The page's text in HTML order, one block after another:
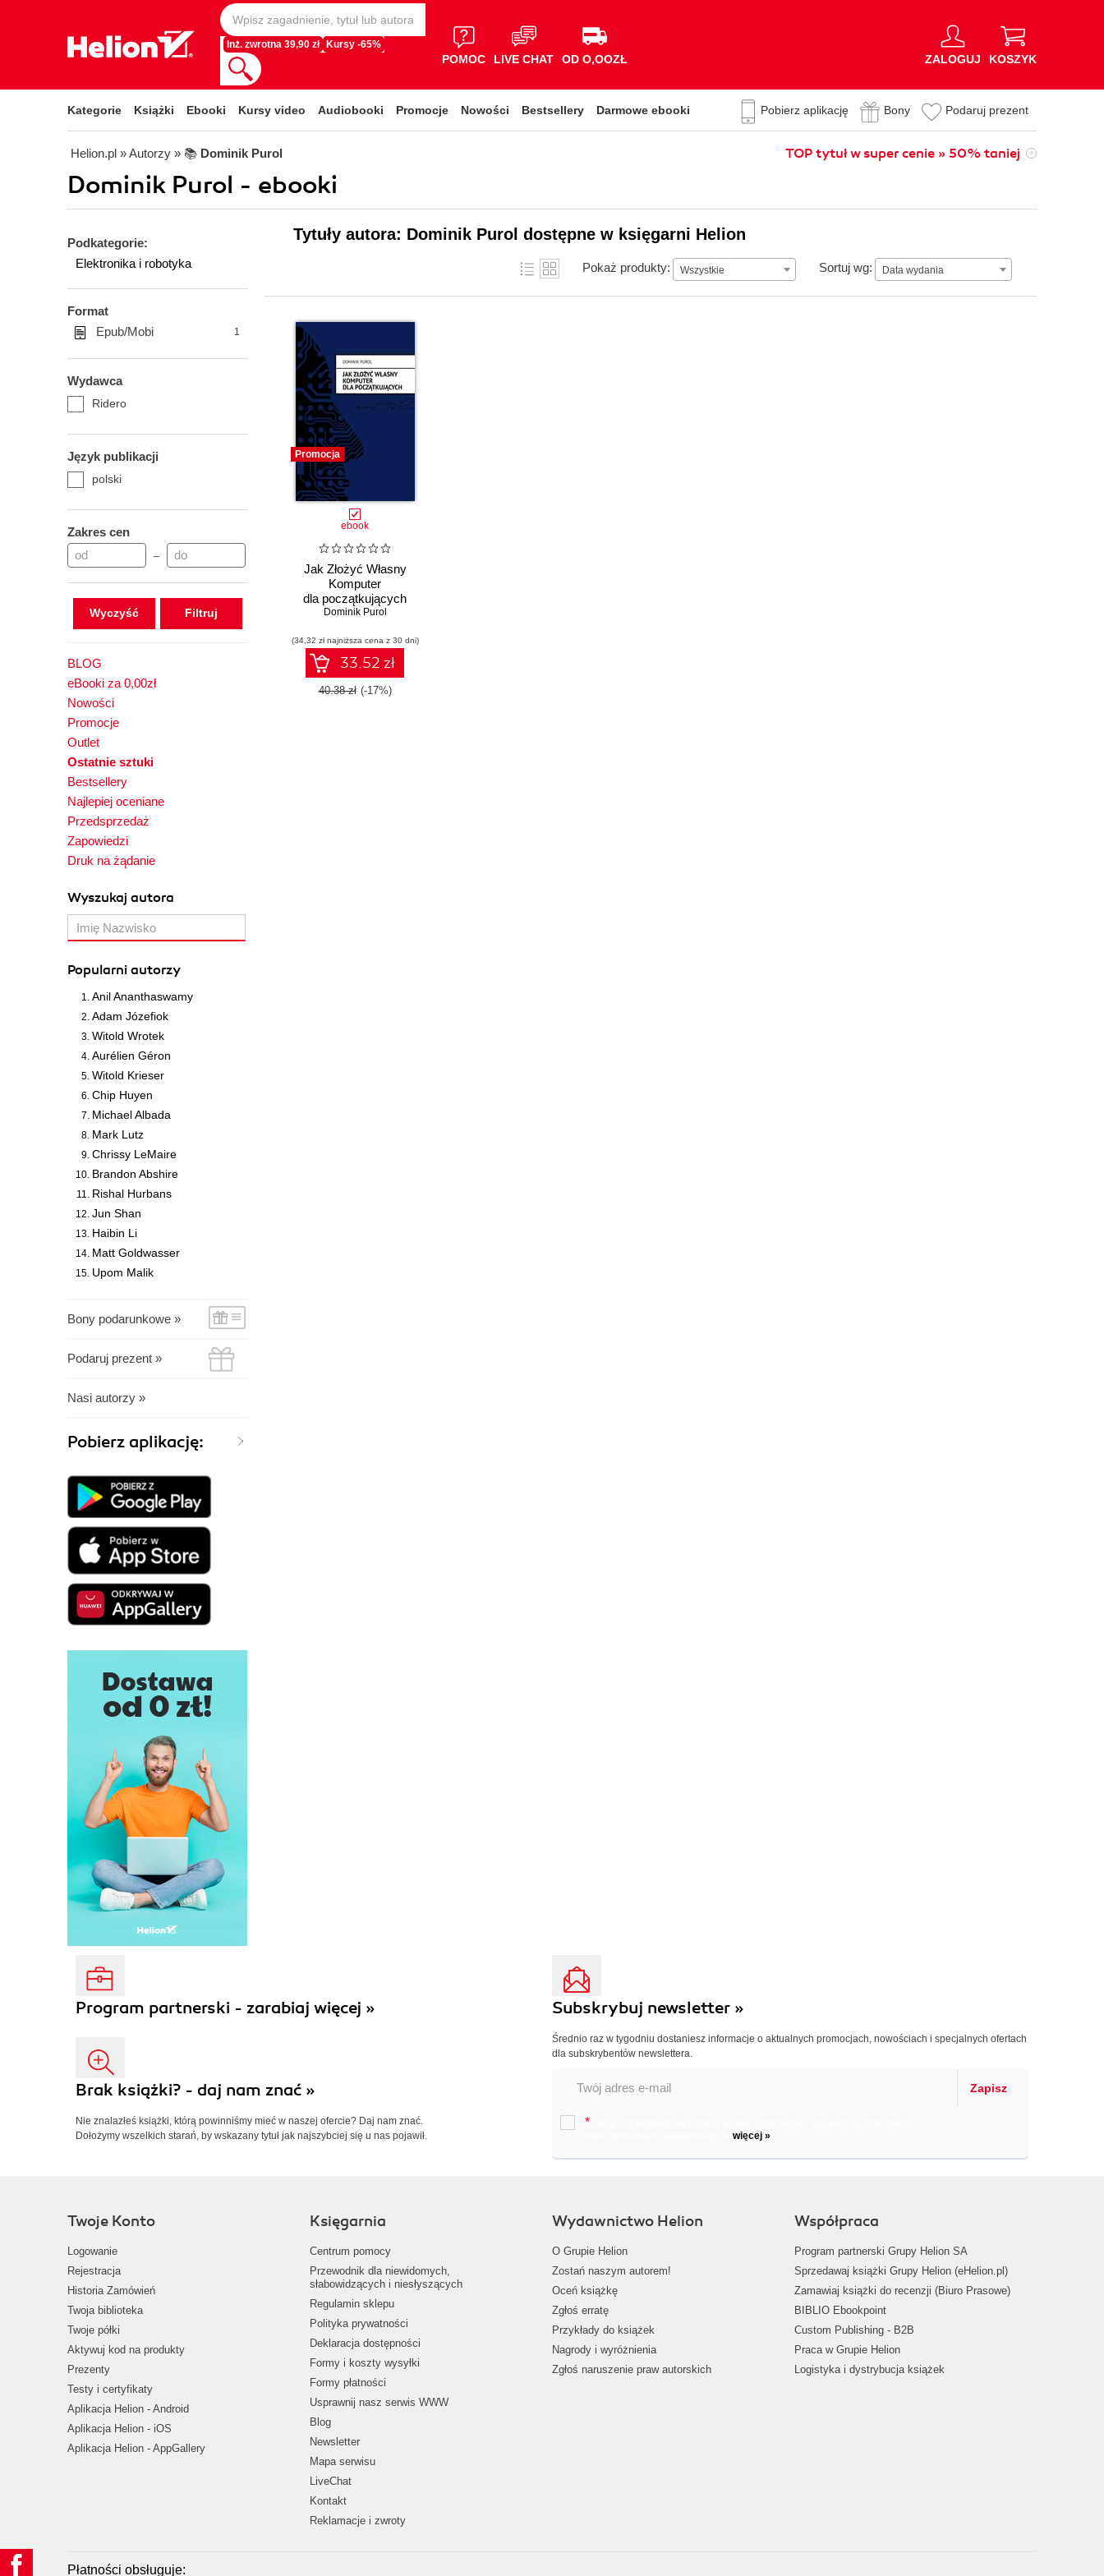
Inż. zwrotna 39,90 zł Kursy -65%
POMOC LIVE CHAT OD O,OOZŁ ZALOGUJ KOSZYK
Kategorie Książki Ebooki Kursy video Audiobooki Promocje Nowości Bestsellery Darmowe ebooki Pobierz aplikację Bony Podaruj prezent
Helion.pl » Autorzy » 📚 Dominik Purol TOP tytuł w super cenie » 50% taniej
Dominik Purol - ebooki
Podkategorie:
Elektronika i robotyka
Format
Epub/Mobi
1
Wydawca
Ridero
Język publikacji
polski
Zakres cen
–
Wyczyść
BLOG
eBooki za 0,00zł
Nowości
Promocje
Outlet
Ostatnie sztuki
Bestsellery
Najlepiej oceniane
Przedsprzedaż
Zapowiedzi
Druk na żądanie
Wyszukaj autora
Popularni autorzy
Anil Ananthaswamy
Adam Józefiok
Witold Wrotek
Aurélien Géron
Witold Krieser
Chip Huyen
Michael Albada
Mark Lutz
Chrissy LeMaire
Brandon Abshire
Rishal Hurbans
Jun Shan
Haibin Li
Matt Goldwasser
Upom Malik
Bony podarunkowe »
Podaruj prezent »
Nasi autorzy »
Pobierz aplikację:
Tytuły autora: Dominik Purol dostępne w księgarni Helion
Pokaż produkty: Wszystkie Sortuj wg: Data wydania
Data wydania
Promocja
ebook
Jak Złożyć Własny
Komputer
dla początkujących
Dominik Purol
(34,32 zł najniższa cena z 30 dni)
33.52 zł
40.38 zł (-17%)
Program partnerski - zarabiaj więcej »
Brak książki? - daj nam znać »
Nie znalazłeś książki, którą powinniśmy mieć w naszej ofercie? Daj nam znać.
Dołożymy wszelkich starań, by wskazany tytuł jak najszybciej się u nas pojawił.
Subskrybuj newsletter »
Średnio raz w tygodniu dostaniesz informacje o aktualnych promocjach, nowościach i specjalnych ofertach
dla subskrybentów newslettera.
Zapisz
*
więcej »
Twoje Konto
Logowanie
Rejestracja
Historia Zamówień
Twoja biblioteka
Twoje półki
Aktywuj kod na produkty
Prezenty
Testy i certyfikaty
Aplikacja Helion - Android
Aplikacja Helion - iOS
Aplikacja Helion - AppGallery
Księgarnia
Centrum pomocy
Przewodnik dla niewidomych,
słabowidzących i niesłyszących
Regulamin sklepu
Polityka prywatności
Deklaracja dostępności
Formy i koszty wysyłki
Formy płatności
Usprawnij nasz serwis WWW
Blog
Newsletter
Mapa serwisu
LiveChat
Kontakt
Reklamacje i zwroty
Wydawnictwo Helion
O Grupie Helion
Zostań naszym autorem!
Oceń książkę
Zgłoś erratę
Przykłady do książek
Nagrody i wyróżnienia
Zgłoś naruszenie praw autorskich
Współpraca
Program partnerski Grupy Helion SA
Sprzedawaj książki Grupy Helion (eHelion.pl)
Zamawiaj książki do recenzji (Biuro Prasowe)
BIBLIO Ebookpoint
Custom Publishing - B2B
Praca w Grupie Helion
Logistyka i dystrybucja książek
Płatności obsługuje: